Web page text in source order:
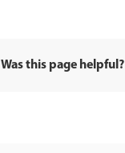
Was this page helpful?